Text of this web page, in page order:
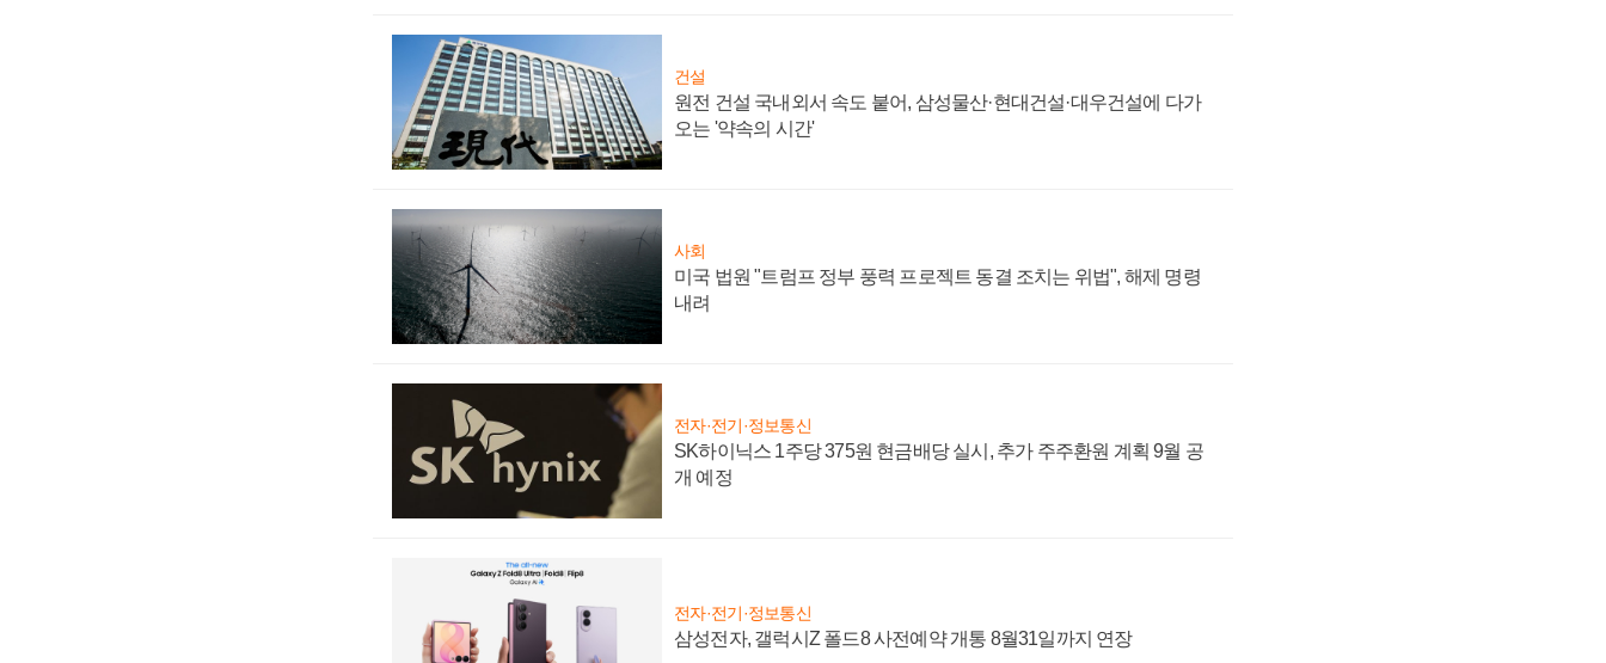
건설
원전 건설 국내외서 속도 붙어, 삼성물산·현대건설·대우건설에 다가
오는 '약속의 시간'
사회
미국 법원 "트럼프 정부 풍력 프로젝트 동결 조치는 위법", 해제 명령
내려
전자·전기·정보통신
SK하이닉스 1주당 375원 현금배당 실시, 추가 주주환원 계획 9월 공
개 예정
전자·전기·정보통신
삼성전자, 갤럭시Z 폴드8 사전예약 개통 8월31일까지 연장